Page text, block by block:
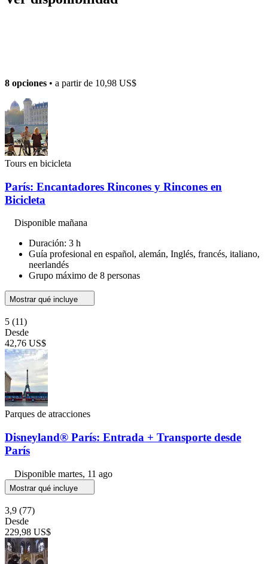
8 opciones • a partir de 10,98 US$
Tours en bicicleta
París: Encantadores Rincones y Rincones en
Bicicleta
Disponible mañana
Duración: 3 h
Guía profesional en español, alemán, Inglés, francés, italiano,
neerlandés
Grupo máximo de 8 personas
Mostrar qué incluye
5 (11)
Desde
42,76 US$
Parques de atracciones
Disneyland® París: Entrada + Transporte desde
París
Disponible martes, 11 ago
Mostrar qué incluye
3,9 (77)
Desde
229,98 US$